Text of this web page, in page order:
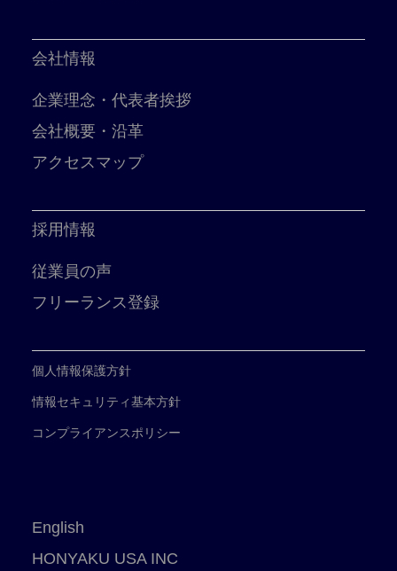
会社情報
企業理念・代表者挨拶
会社概要・沿革
アクセスマップ
採用情報
従業員の声
フリーランス登録
個人情報保護方針
情報セキュリティ基本方針
コンプライアンスポリシー
English
HONYAKU USA INC